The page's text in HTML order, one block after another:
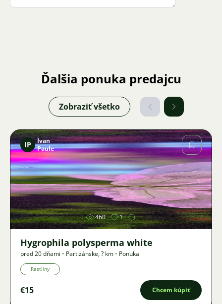
Ďalšia ponuka predajcu
Zobraziť všetko
Obrázok
IP
Ivan
Paule
460 1
Hygrophila polysperma white
pred 20 dňami • Partizánske,? km • Ponuka
Rastliny
€15 Chcem kúpiť